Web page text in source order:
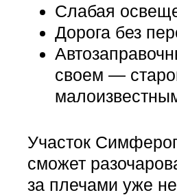
Слабая
Дорога без
своем —
Участок
сможет
за плечами уже